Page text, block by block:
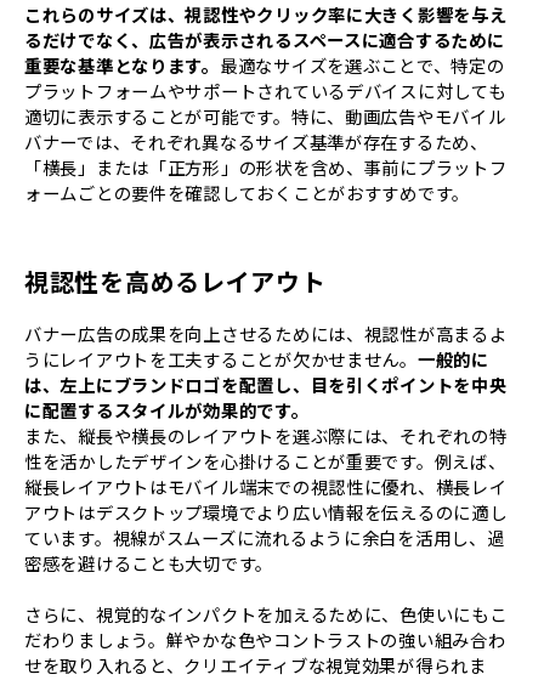
これらのサイズは、視認性やクリック率に大きく影響を与え
るだけでなく、広告が表示されるスペースに適合するために
重要な基準となります。 最適なサイズを選ぶことで、特定の
プラットフォームやサポートされているデバイスに対しても
適切に表示することが可能です。特に、動画広告やモバイル
バナーでは、それぞれ異なるサイズ基準が存在するため、
「横長」または「正方形」の形状を含め、事前にプラットフ
ォームごとの要件を確認しておくことがおすすめです。
視認性を高めるレイアウト
バナー広告の成果を向上させるためには、視認性が高まるよ
うにレイアウトを工夫することが欠かせません。 一般的に
は、左上にブランドロゴを配置し、目を引くポイントを中央
に配置するスタイルが効果的です。
また、縦長や横長のレイアウトを選ぶ際には、それぞれの特
性を活かしたデザインを心掛けることが重要です。例えば、
縦長レイアウトはモバイル端末での視認性に優れ、横長レイ
アウトはデスクトップ環境でより広い情報を伝えるのに適し
ています。視線がスムーズに流れるように余白を活用し、過
密感を避けることも大切です。
さらに、視覚的なインパクトを加えるために、色使いにもこ
だわりましょう。鮮やかな色やコントラストの強い組み合わ
せを取り入れると、クリエイティブな視覚効果が得られま